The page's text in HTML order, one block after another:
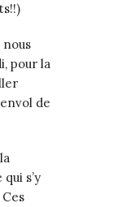
nous
pour la
de
s’y